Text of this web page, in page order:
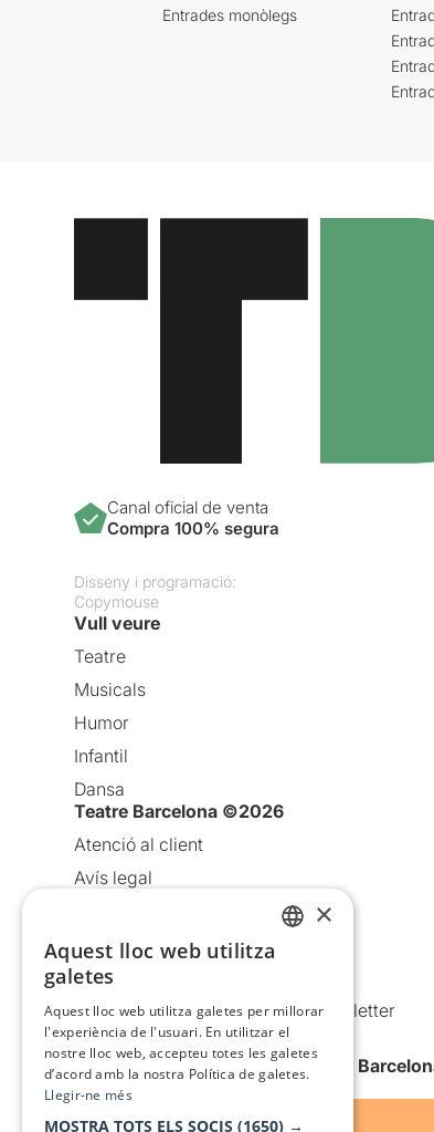
Entrades monòlegs
Canal oficial de venta
Compra 100% segura
Disseny i programació:
Copymouse
Vull veure
Teatre
Musicals
Humor
Infantil
Dansa
Teatre Barcelona ©2026
Atenció al client
Avís legal
Política de cookies
Condicions d’ús
Comunicacions comercials i Newsletter
Anuncia’t
Vull rebre la newsletter de Teatre
×
Aquest lloc web utilitza
galetes
Aquest lloc web utilitza galetes per millorar
l'experiència de l'usuari. En utilitzar el
nostre lloc web, accepteu totes les galetes
d’acord amb la nostra Política de galetes.
Llegir-ne més
MOSTRA TOTS ELS SOCIS (1650) →